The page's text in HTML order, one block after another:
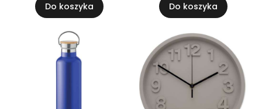
Do koszyka Do koszyka